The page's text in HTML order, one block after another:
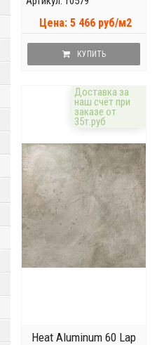
Цена: 5 466 руб/м2
КУПИТЬ
Доставка за
наш счёт при
заказе от
35т.руб
Heat Aluminum 60 Lap